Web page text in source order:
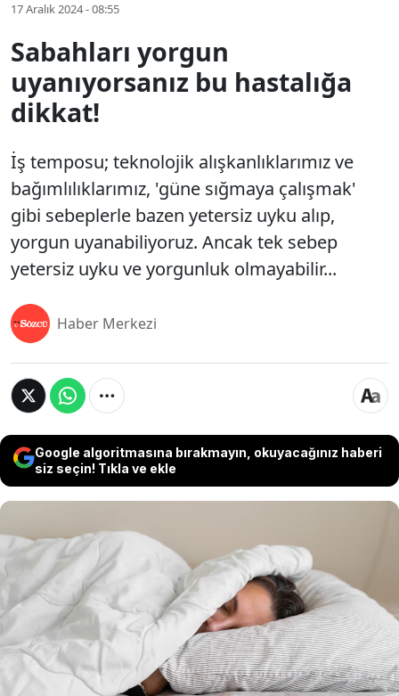
17 Aralık 2024 - 08:55
Sabahları yorgun
uyanıyorsanız bu hastalığa
dikkat!
İş temposu; teknolojik alışkanlıklarımız ve
bağımlılıklarımız, 'güne sığmaya çalışmak'
gibi sebeplerle bazen yetersiz uyku alıp,
yorgun uyanabiliyoruz. Ancak tek sebep
yetersiz uyku ve yorgunluk olmayabilir...
Haber Merkezi
Google algoritmasına bırakmayın, okuyacağınız haberi
siz seçin! Tıkla ve ekle
İş temposu; teknolojik alışkanlıklarımız ve
bağımlılıklarımız, 'güne sığmaya çalışmak'
gibi sebeplerle bazen yetersiz uyku alıp,
yorgun uyanabiliyoruz. Ancak tek sebep
yetersiz uyku ve yorgunluk olmayabilir...